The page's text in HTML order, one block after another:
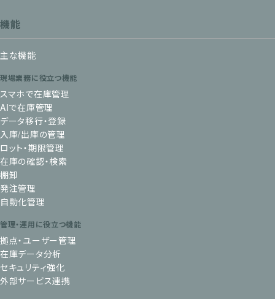
機能
主な機能
現場業務に役立つ機能
スマホで在庫管理
AIで在庫管理
データ移行・登録
入庫/出庫の管理
ロット・期限管理
在庫の確認・検索
棚卸
発注管理
自動化管理
管理・運用に役立つ機能
拠点・ユーザー管理
在庫データ分析
セキュリティ強化
外部サービス連携